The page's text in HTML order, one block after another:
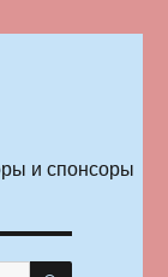
и спонсоры
ПОИСК